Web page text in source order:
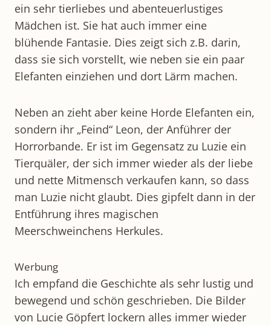
ein sehr tierliebes und abenteuerlustiges
Mädchen ist. Sie hat auch immer eine
blühende Fantasie. Dies zeigt sich z.B. darin,
dass sie sich vorstellt, wie neben sie ein paar
Elefanten einziehen und dort Lärm machen.
Neben an zieht aber keine Horde Elefanten ein,
sondern ihr „Feind“ Leon, der Anführer der
Horrorbande. Er ist im Gegensatz zu Luzie ein
Tierquäler, der sich immer wieder als der liebe
und nette Mitmensch verkaufen kann, so dass
man Luzie nicht glaubt. Dies gipfelt dann in der
Entführung ihres magischen
Meerschweinchens Herkules.
Werbung
Ich empfand die Geschichte als sehr lustig und
bewegend und schön geschrieben. Die Bilder
von Lucie Göpfert lockern alles immer wieder